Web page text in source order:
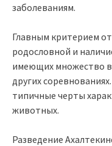
заболеваниям.
Главным критерием
родословной и
имеющих множество
других
типичные черты
животных.
Разведение